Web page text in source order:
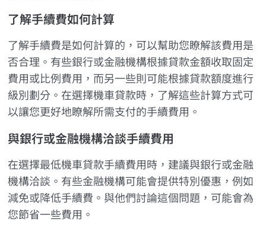
了解手續費如何計算
了解手續費是如何計算的，可以幫助您瞭解該費用是
否合理。有些銀行或金融機構根據貸款金額收取固定
費用或比例費用，而另一些則可能根據貸款額度進行
級別劃分。在選擇機車貸款時，了解這些計算方式可
以讓您更好地瞭解所需支付的手續費用。
與銀行或金融機構洽談手續費用
在選擇最低機車貸款手續費用時，建議與銀行或金融
機構洽談。有些金融機構可能會提供特別優惠，例如
減免或降低手續費。與他們討論這個問題，可能會為
您節省一些費用。